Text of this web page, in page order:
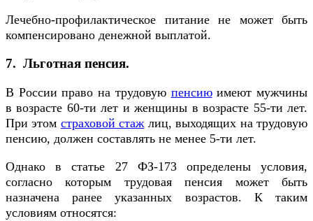
Лечебно-профилактическое питание не может быть
компенсировано денежной выплатой.
7. Льготная пенсия.
В России право на трудовую пенсиюимеют мужчины
в возрасте 60-ти лет и женщины в возрасте 55-ти лет.
При этом страховой стажлиц, выходящих на трудовую
пенсию, должен составлять не менее 5-ти лет.
Однако в статье 27 ФЗ-173 определены условия,
согласно которым трудовая пенсия может быть
назначена ранее указанных возрастов. К таким
условиям относятся: